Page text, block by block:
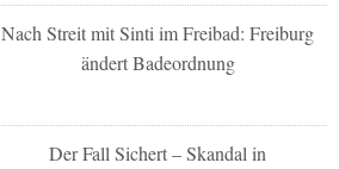
Nach Streit mit Sinti im Freibad: Freiburg
ändert Badeordnung
Der Fall Sichert – Skandal in